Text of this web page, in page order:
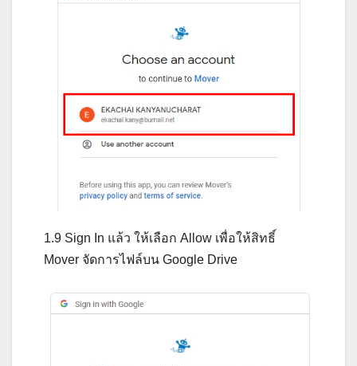
1.9 Sign In แล้ว ให้เลือก Allow เพื่อให้สิทธิ์
Mover จัดการไฟล์บน Google Drive